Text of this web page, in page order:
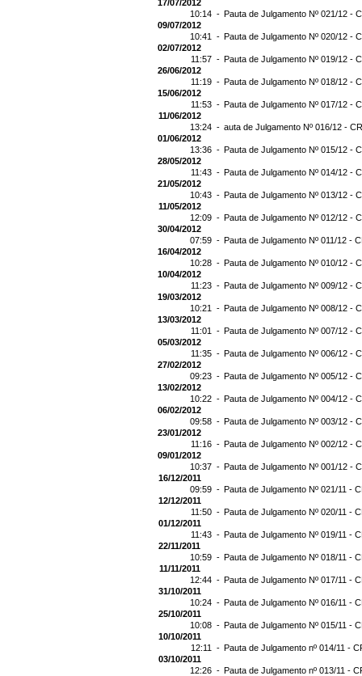
17/07/2012
10:14 - Pauta de Julgamento Nº 021/12 -
09/07/2012
10:41 - Pauta de Julgamento Nº 020/12 -
02/07/2012
11:57 - Pauta de Julgamento Nº 019/12 -
26/06/2012
11:19 - Pauta de Julgamento Nº 018/12 -
15/06/2012
11:53 - Pauta de Julgamento Nº 017/12 -
11/06/2012
13:24 - auta de Julgamento Nº 016/12 -
01/06/2012
13:36 - Pauta de Julgamento Nº 015/12 -
28/05/2012
11:43 - Pauta de Julgamento Nº 014/12 -
21/05/2012
10:43 - Pauta de Julgamento Nº 013/12 -
11/05/2012
12:09 - Pauta de Julgamento Nº 012/12 -
30/04/2012
07:59 - Pauta de Julgamento Nº 011/12 -
16/04/2012
10:28 - Pauta de Julgamento Nº 010/12 -
10/04/2012
11:23 - Pauta de Julgamento Nº 009/12 -
19/03/2012
10:21 - Pauta de Julgamento Nº 008/12 -
13/03/2012
11:01 - Pauta de Julgamento Nº 007/12 -
05/03/2012
11:35 - Pauta de Julgamento Nº 006/12 -
27/02/2012
09:23 - Pauta de Julgamento Nº 005/12 -
13/02/2012
10:22 - Pauta de Julgamento Nº 004/12 -
06/02/2012
09:58 - Pauta de Julgamento Nº 003/12 -
23/01/2012
11:16 - Pauta de Julgamento Nº 002/12 -
09/01/2012
10:37 - Pauta de Julgamento Nº 001/12 -
16/12/2011
09:59 - Pauta de Julgamento Nº 021/11 -
12/12/2011
11:50 - Pauta de Julgamento Nº 020/11 -
01/12/2011
11:43 - Pauta de Julgamento Nº 019/11 -
22/11/2011
10:59 - Pauta de Julgamento Nº 018/11 -
11/11/2011
12:44 - Pauta de Julgamento Nº 017/11 -
31/10/2011
10:24 - Pauta de Julgamento Nº 016/11 -
25/10/2011
10:08 - Pauta de Julgamento Nº 015/11 -
10/10/2011
12:11 - Pauta de Julgamento nº 014/11 -
03/10/2011
12:26 - Pauta de Julgamento nº 013/11 -